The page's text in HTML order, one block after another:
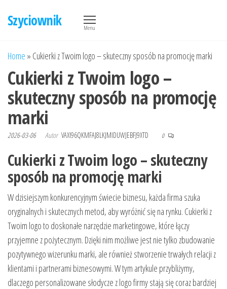
Szyciownik Menu
Home » Cukierki z Twoim logo – skuteczny sposób na promocję marki
Cukierki z Twoim logo –
skuteczny sposób na promocję
marki
2026-03-06 Autor VAXI96QKMFAJ8LKJMIDUWJEBFJ9XTD 0
Cukierki z Twoim logo – skuteczny
sposób na promocję marki
W dzisiejszym konkurencyjnym świecie biznesu, każda firma szuka
oryginalnych i skutecznych metod, aby wyróżnić się na rynku. Cukierki z
Twoim logo to doskonałe narzędzie marketingowe, które łączy
przyjemne z pożytecznym. Dzięki nim możliwe jest nie tylko zbudowanie
pozytywnego wizerunku marki, ale również stworzenie trwałych relacji z
klientami i partnerami biznesowymi. W tym artykule przybliżymy,
dlaczego personalizowane słodycze z logo firmy stają się coraz bardziej